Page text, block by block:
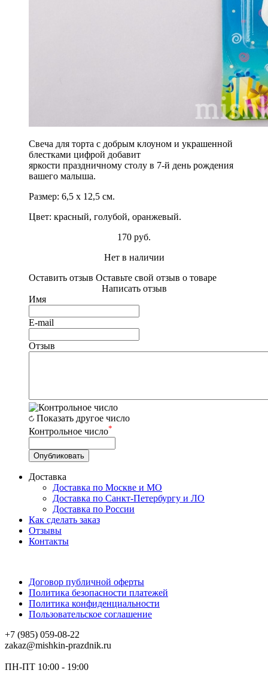
Свеча для торта с добрым клоуном и украшенной
блестками цифрой добавит
яркости праздничному столу в 7-й день рождения
вашего малыша.
Размер: 6,5 х 12,5 см.
Цвет: красный, голубой, оранжевый.
170 руб.
Нет в наличии
Оставить отзыв Оставьте свой отзыв о товаре
Написать отзыв
Имя
E-mail
Отзыв
Показать другое число
Контрольное число*
Доставка
Доставка по Москве и МО
Доставка по Санкт-Петербургу и ЛО
Доставка по России
Как сделать заказ
Отзывы
Контакты
Договор публичной оферты
Политика безопасности платежей
Политика конфиденциальности
Пользовательское соглашение
+7 (985) 059-08-22
zakaz@mishkin-prazdnik.ru
ПН-ПТ 10:00 - 19:00